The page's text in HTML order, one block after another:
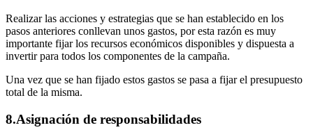
Realizar las acciones y estrategias que se han establecido en los
pasos anteriores conllevan unos gastos, por esta razón es muy
importante fijar los recursos económicos disponibles y dispuesta a
invertir para todos los componentes de la campaña.
Una vez que se han fijado estos gastos se pasa a fijar el presupuesto
total de la misma.
8.Asignación de responsabilidades